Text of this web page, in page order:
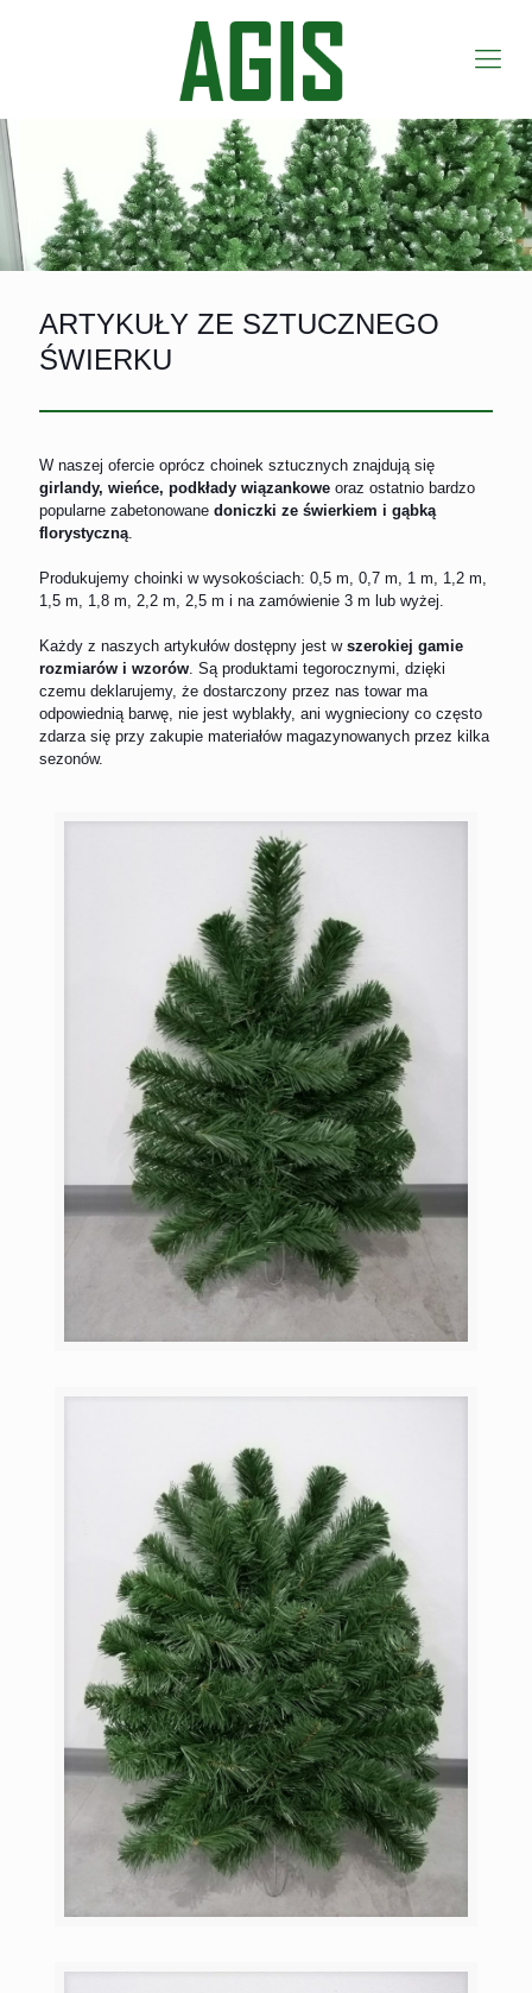
ARTYKUŁY ZE SZTUCZNEGO
ŚWIERKU
W naszej ofercie oprócz choinek sztucznych znajdują się
girlandy, wieńce, podkłady wiązankowe oraz ostatnio bardzo
popularne zabetonowane doniczki ze świerkiem i gąbką
florystyczną.
Produkujemy choinki w wysokościach: 0,5 m, 0,7 m, 1 m, 1,2 m,
1,5 m, 1,8 m, 2,2 m, 2,5 m i na zamówienie 3 m lub wyżej.
Każdy z naszych artykułów dostępny jest wszerokiej gamie
rozmiarów i wzorów. Są produktami tegorocznymi, dzięki
czemu deklarujemy, że dostarczony przez nas towar ma
odpowiednią barwę, nie jest wyblakły, ani wygnieciony co często
zdarza się przy zakupie materiałów magazynowanych przez kilka
sezonów.